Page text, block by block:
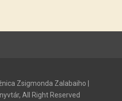
Zsigmonda Zalabaiho |
All Right Reserved